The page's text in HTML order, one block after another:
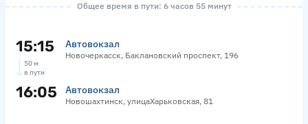
Общее время в пути: 6 часов 55 минут
15:15 Автовокзал
Новочеркасск, Баклановский проспект, 196
50 м
в пути
16:05 Автовокзал
Новошахтинск, улицаХарьковская, 81